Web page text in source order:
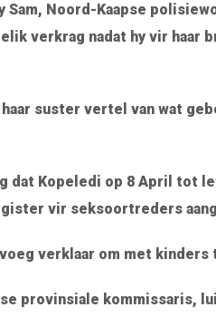
Sam, Noord-Kaapse
verkrag nadat hy vir haar
suster vertel van wat
dat Kopeledi op 8 April tot
vir seksoortreders
verklaar om met kinders
provinsiale kommissaris,